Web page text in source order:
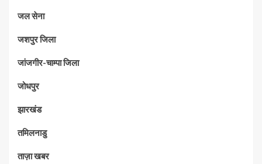
जल सेना
जशपुर जिला
जांजगीर-चाम्पा जिला
जोधपुर
झारखंड
तमिलनाडु
ताज़ा खबर